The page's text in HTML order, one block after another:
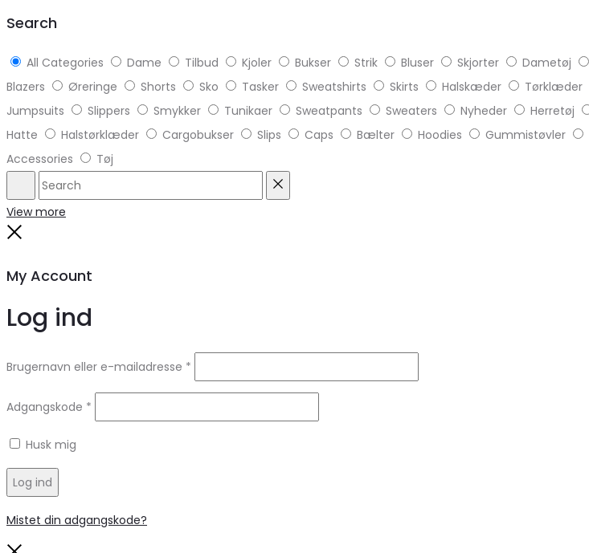
Search
All Categories Dame Tilbud Kjoler Bukser Strik Bluser Skjorter Dametøj
Blazers
Øreringe Shorts Sko Tasker Sweatshirts Skirts Halskæder Tørklæder
Jumpsuits
Slippers Smykker Tunikaer Sweatpants Sweaters Nyheder Herretøj
Hatte
Halstørklæder Cargobukser Slips Caps Bælter Hoodies Gummistøvler
Accessories
Tøj
Search
View more
My Account
Log ind
Brugernavn eller e-mailadresse *
Adgangskode *
Husk mig
Log ind
Mistet din adgangskode?